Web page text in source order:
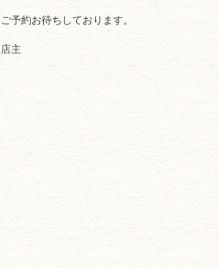
ご予約お待ちしております。
店主